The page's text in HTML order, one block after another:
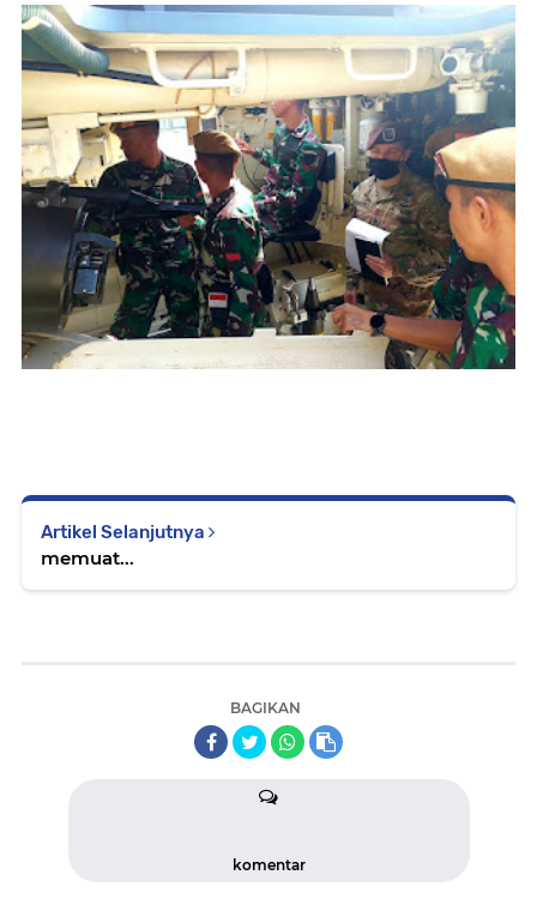
Artikel Selanjutnya
memuat...
BAGIKAN
komentar